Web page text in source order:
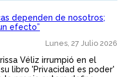
Lunes, 27 Julio 2026
Véliz irrumpió en el
libro 'Privacidad es poder'